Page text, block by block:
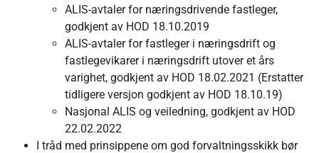
ALIS-avtaler for næringsdrivende fastleger,
godkjent av HOD 18.10.2019
ALIS-avtaler for fastleger i næringsdrift og
fastlegevikarer i næringsdrift utover et års
varighet, godkjent av HOD 18.02.2021 (Erstatter
tidligere versjon godkjent av HOD 18.10.19)
Nasjonal ALIS og veiledning, godkjent av HOD
22.02.2022
I tråd med prinsippene om god forvaltningsskikk bør